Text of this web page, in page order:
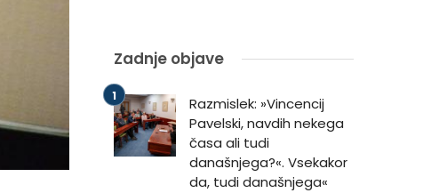
Zadnje objave
Razmislek: »Vincencij
Pavelski, navdih nekega
časa ali tudi
današnjega?«. Vsekakor
da, tudi današnjega«